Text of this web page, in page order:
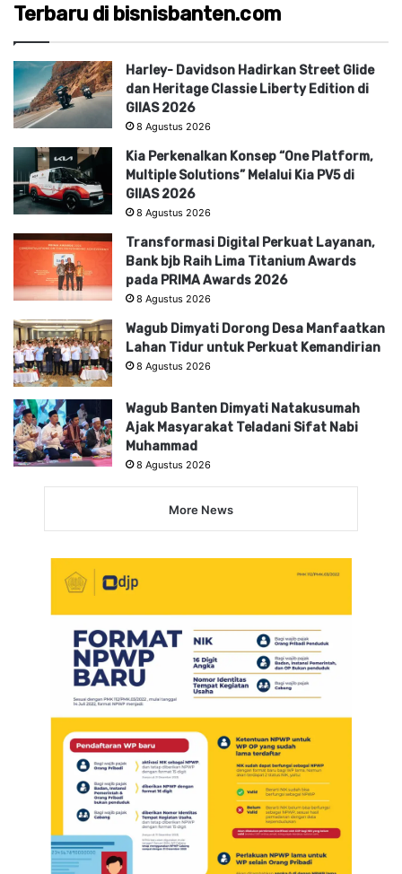
Terbaru di bisnisbanten.com
Harley- Davidson Hadirkan Street Glide
dan Heritage Classie Liberty Edition di
GIIAS 2026
8 Agustus 2026
Kia Perkenalkan Konsep “One Platform,
Multiple Solutions” Melalui Kia PV5 di
GIIAS 2026
8 Agustus 2026
Transformasi Digital Perkuat Layanan,
Bank bjb Raih Lima Titanium Awards
pada PRIMA Awards 2026
8 Agustus 2026
Wagub Dimyati Dorong Desa Manfaatkan
Lahan Tidur untuk Perkuat Kemandirian
8 Agustus 2026
Wagub Banten Dimyati Natakusumah
Ajak Masyarakat Teladani Sifat Nabi
Muhammad
8 Agustus 2026
More News